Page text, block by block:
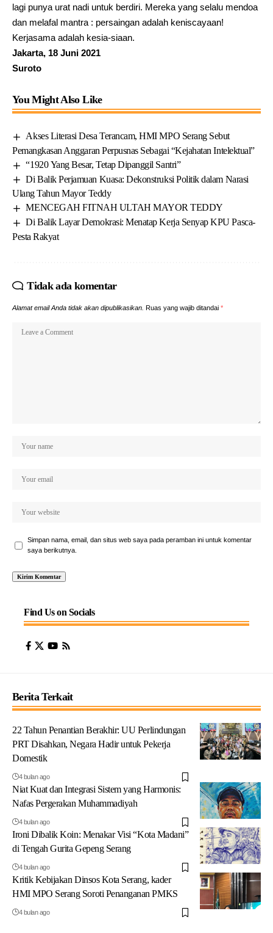
lagi punya urat nadi untuk berdiri. Mereka yang selalu mendoa
dan melafal mantra : persaingan adalah keniscayaan!
Kerjasama adalah kesia-siaan.
Jakarta, 18 Juni 2021
Suroto
You Might Also Like
Akses Literasi Desa Terancam, HMI MPO Serang Sebut
Pemangkasan Anggaran Perpusnas Sebagai “Kejahatan Intelektual”
“1920 Yang Besar, Tetap Dipanggil Santri”
Di Balik Perjamuan Kuasa: Dekonstruksi Politik dalam Narasi
Ulang Tahun Mayor Teddy
MENCEGAH FITNAH ULTAH MAYOR TEDDY
Di Balik Layar Demokrasi: Menatap Kerja Senyap KPU Pasca-
Pesta Rakyat
Tidak ada komentar
Alamat email Anda tidak akan dipublikasikan. Ruas yang wajib ditandai *
Simpan nama, email, dan situs web saya pada peramban ini untuk komentar
saya berikutnya.
Find Us on Socials
Berita Terkait
22 Tahun Penantian Berakhir: UU Perlindungan
PRT Disahkan, Negara Hadir untuk Pekerja
Domestik
4 bulan ago
Niat Kuat dan Integrasi Sistem yang Harmonis:
Nafas Pergerakan Muhammadiyah
4 bulan ago
Ironi Dibalik Koin: Menakar Visi “Kota Madani”
di Tengah Gurita Gepeng Serang
4 bulan ago
Kritik Kebijakan Dinsos Kota Serang, kader
HMI MPO Serang Soroti Penanganan PMKS
4 bulan ago